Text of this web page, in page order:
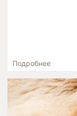
Подробнее